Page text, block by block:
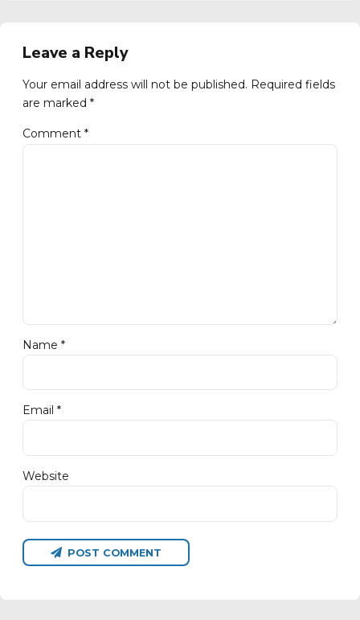
Leave a Reply
Your email address will not be published. Required fields
are marked *
Comment *
Name *
Email *
Website
POST COMMENT